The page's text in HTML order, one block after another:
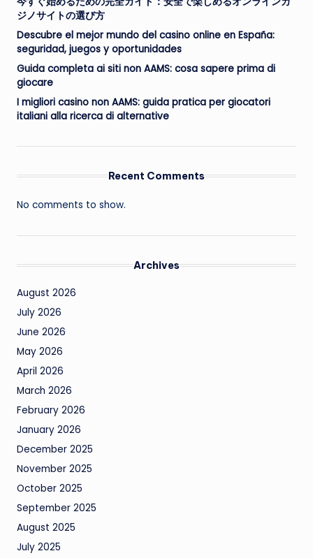
ジノサイトの選び方
Descubre el mejor mundo del casino online en España:
seguridad, juegos y oportunidades
Guida completa ai siti non AAMS: cosa sapere prima di
giocare
I migliori casino non AAMS: guida pratica per giocatori
italiani alla ricerca di alternative
Recent Comments
No comments to show.
Archives
August 2026
July 2026
June 2026
May 2026
April 2026
March 2026
February 2026
January 2026
December 2025
November 2025
October 2025
September 2025
August 2025
July 2025